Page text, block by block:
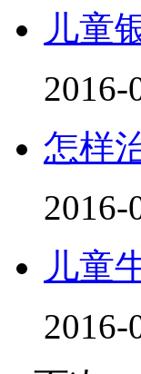
儿童
2016-
怎样
2016-
儿童
2016-